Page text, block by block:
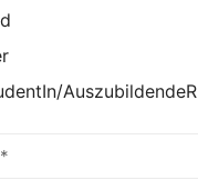
AuszubildendeR